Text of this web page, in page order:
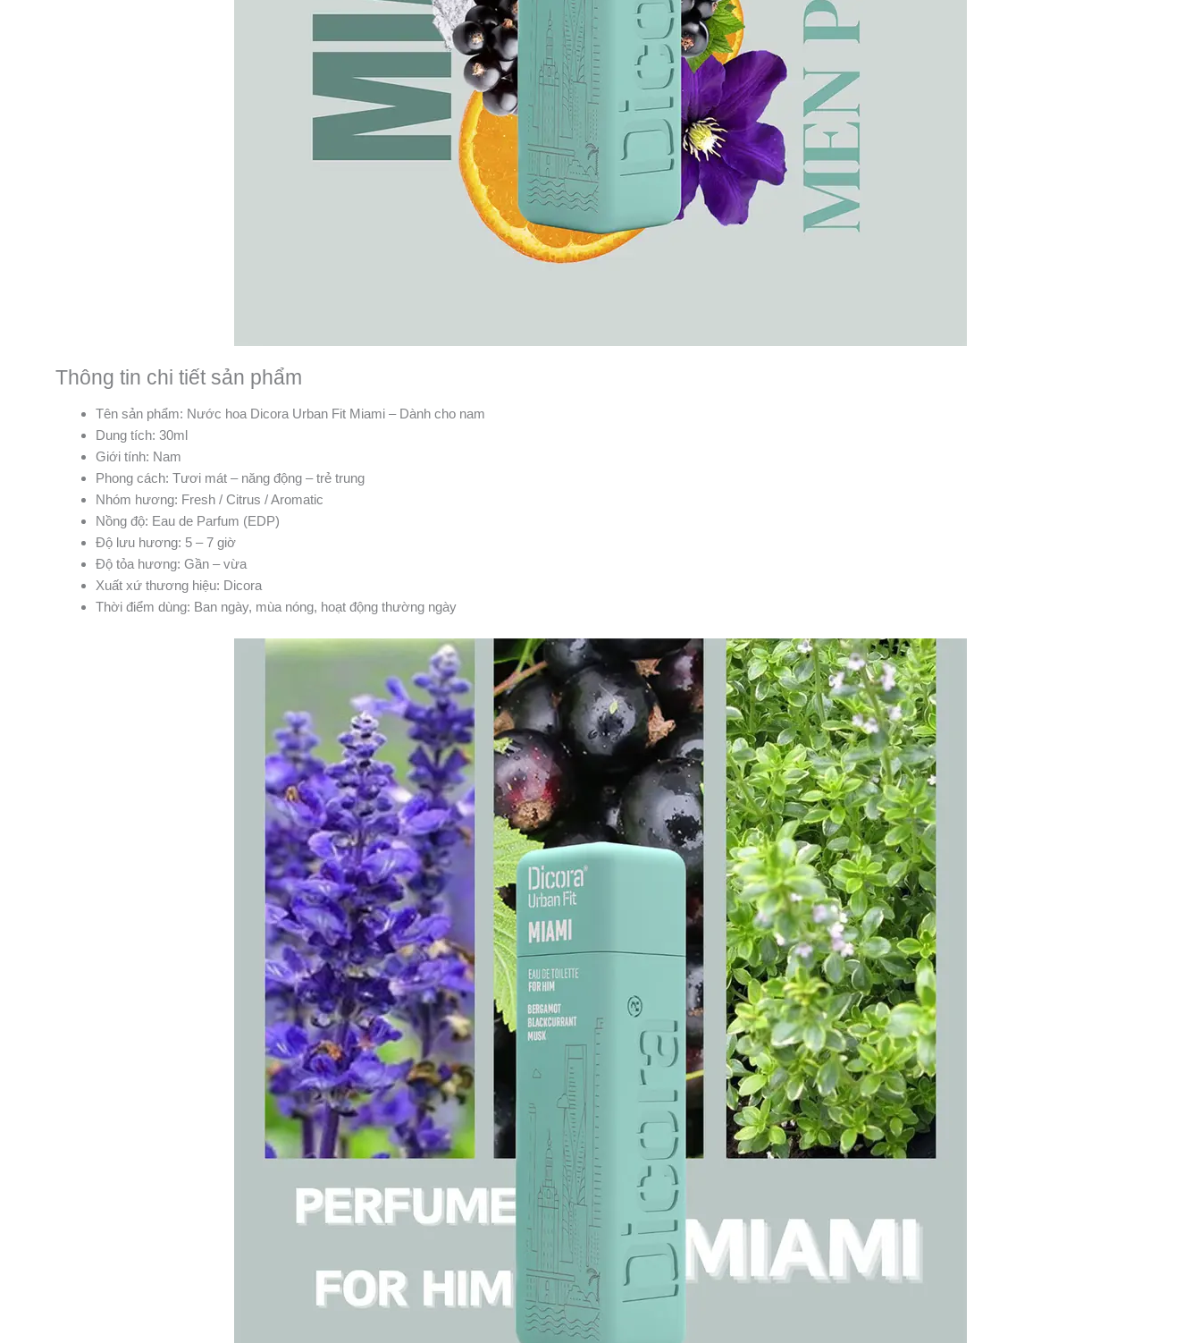
Thông tin chi tiết sản phẩm
Tên sản phẩm: Nước hoa Dicora Urban Fit Miami – Dành cho nam
Dung tích: 30ml
Giới tính: Nam
Phong cách: Tươi mát – năng động – trẻ trung
Nhóm hương: Fresh / Citrus / Aromatic
Nồng độ: Eau de Parfum (EDP)
Độ lưu hương: 5 – 7 giờ
Độ tỏa hương: Gần – vừa
Xuất xứ thương hiệu: Dicora
Thời điểm dùng: Ban ngày, mùa nóng, hoạt động thường ngày